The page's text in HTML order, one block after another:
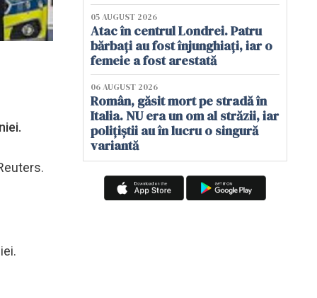
05 AUGUST 2026
Atac în centrul Londrei. Patru
bărbați au fost înjunghiați, iar o
femeie a fost arestată
06 AUGUST 2026
Român, găsit mort pe stradă în
Italia. NU era un om al străzii, iar
polițiștii au în lucru o singură
variantă